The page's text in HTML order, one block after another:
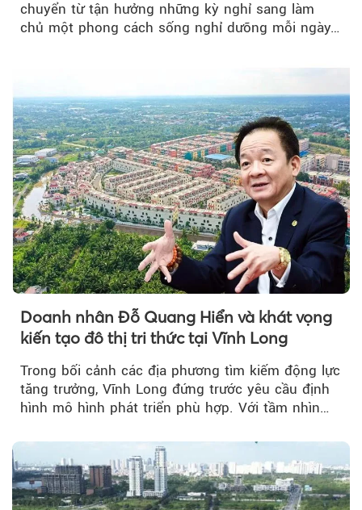
chuyển từ tận hưởng những kỳ nghỉ sang làm
chủ một phong cách sống nghỉ dưỡng mỗi ngày…
Doanh nhân Đỗ Quang Hiển và khát vọng
kiến tạo đô thị tri thức tại Vĩnh Long
Trong bối cảnh các địa phương tìm kiếm động lực
tăng trưởng, Vĩnh Long đứng trước yêu cầu định
hình mô hình phát triển phù hợp. Với tầm nhìn